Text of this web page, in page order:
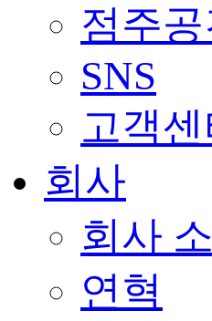
점주
SNS
고객센
회사
회사
연혁